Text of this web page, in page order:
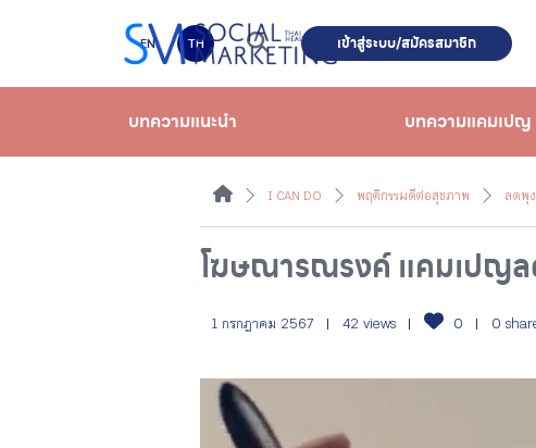
EN TH เข้าสู่ระบบ/สมัครสมาชิก
บทความแนะนำ บทความแคมเปญ
I CAN DO พฤติกรรมดีต่อสุขภาพ ลดพุ
โฆษณารณรงค์ แคมเปญล
1 กรกฎาคม 2567 42 views 0 0